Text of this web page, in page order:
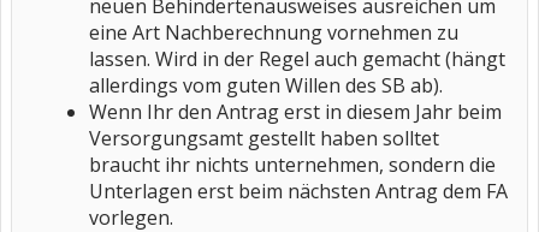
neuen Behindertenausweises ausreichen um
eine Art Nachberechnung vornehmen zu
lassen. Wird in der Regel auch gemacht (hängt
allerdings vom guten Willen des SB ab).
Wenn Ihr den Antrag erst in diesem Jahr beim
Versorgungsamt gestellt haben solltet
braucht ihr nichts unternehmen, sondern die
Unterlagen erst beim nächsten Antrag dem FA
vorlegen.